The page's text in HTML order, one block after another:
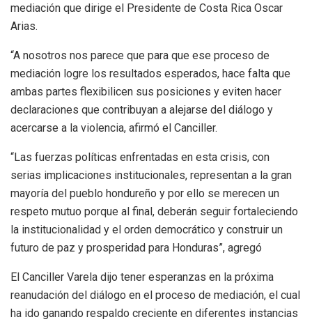
mediación que dirige el Presidente de Costa Rica Oscar
Arias.
“A nosotros nos parece que para que ese proceso de
mediación logre los resultados esperados, hace falta que
ambas partes flexibilicen sus posiciones y eviten hacer
declaraciones que contribuyan a alejarse del diálogo y
acercarse a la violencia, afirmó el Canciller.
“Las fuerzas políticas enfrentadas en esta crisis, con
serias implicaciones institucionales, representan a la gran
mayoría del pueblo hondureño y por ello se merecen un
respeto mutuo porque al final, deberán seguir fortaleciendo
la institucionalidad y el orden democrático y construir un
futuro de paz y prosperidad para Honduras”, agregó
El Canciller Varela dijo tener esperanzas en la próxima
reanudación del diálogo en el proceso de mediación, el cual
ha ido ganando respaldo creciente en diferentes instancias